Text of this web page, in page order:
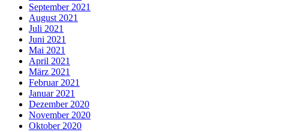
September 2021
August 2021
Juli 2021
Juni 2021
Mai 2021
April 2021
März 2021
Februar 2021
Januar 2021
Dezember 2020
November 2020
Oktober 2020